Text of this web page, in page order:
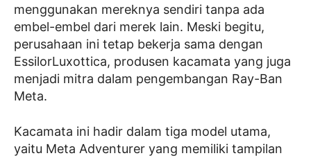
menggunakan mereknya sendiri tanpa ada
embel-embel dari merek lain. Meski begitu,
perusahaan ini tetap bekerja sama dengan
EssilorLuxottica, produsen kacamata yang juga
menjadi mitra dalam pengembangan Ray-Ban
Meta.
Kacamata ini hadir dalam tiga model utama,
yaitu Meta Adventurer yang memiliki tampilan